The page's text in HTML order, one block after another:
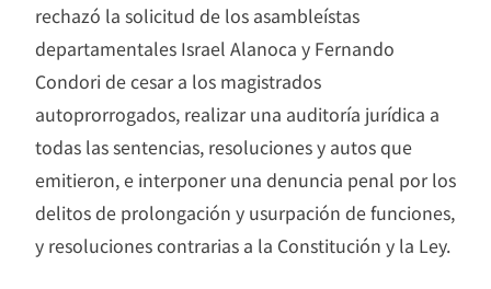
rechazó la solicitud de los asambleístas
departamentales Israel Alanoca y Fernando
Condori de cesar a los magistrados
autoprorrogados, realizar una auditoría jurídica a
todas las sentencias, resoluciones y autos que
emitieron, e interponer una denuncia penal por los
delitos de prolongación y usurpación de funciones,
y resoluciones contrarias a la Constitución y la Ley.